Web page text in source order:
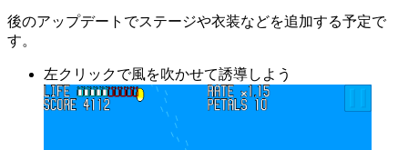
後のアップデートでステージや衣装などを追加する予定で
す。
左クリックで風を吹かせて誘導しよう